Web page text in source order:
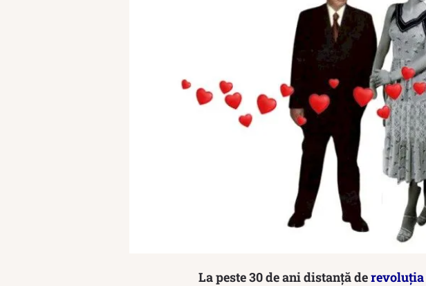
La peste 30 de ani distanță derevoluția